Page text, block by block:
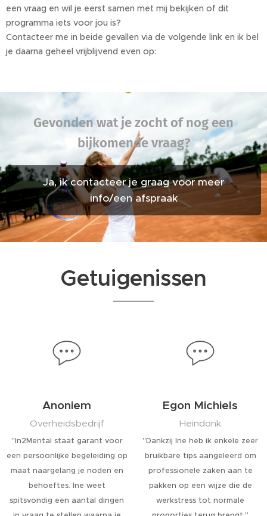
een vraag en wil je eerst samen met mij bekijken of dit
programma iets voor jou is?
Contacteer me in beide gevallen via de volgende link en ik bel
je daarna geheel vrijblijvend even op:
Gevonden wat je zocht of nog een
bijkomende vraag?
Ja, ik contacteer je graag voor meer
info/een afspraak
Getuigenissen
Anoniem
Overheidsbedrijf
"In2Mental staat garant voor
een persoonlijke begeleiding op
maat naargelang je noden en
behoeftes. Ine weet
spitsvondig een aantal dingen
Egon Michiels
Heindonk
"Dankzij Ine heb ik enkele zeer
bruikbare tips aangeleerd om
professionele zaken aan te
pakken op een wijze die de
werkstress tot normale